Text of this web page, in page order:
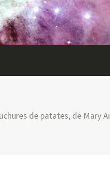
de patates, de Mary